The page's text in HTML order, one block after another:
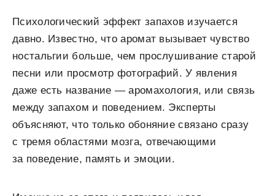
Психологический эффект запахов изучается
давно. Известно, что аромат вызывает чувство
ностальгии больше, чем прослушивание старой
песни или просмотр фотографий. У явления
даже есть название — аромахология, или связь
между запахом и поведением. Эксперты
объясняют, что только обоняние связано сразу
с тремя областями мозга, отвечающими
за поведение, память и эмоции.